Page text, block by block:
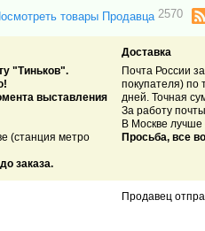
товары Продавца 2570
"Тиньков".
выставления
(станция метро
заказа.
Доставка
Почта России
покупателя) по
дней. Точная
За работу
В Москве
Просьба, все
Продавец